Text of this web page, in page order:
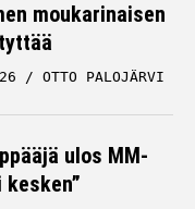
moukarinaisen
OTTO PALOJÄRVI
ulos MM-